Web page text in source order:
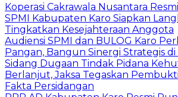
Koperasi Cakrawala Nusantara
SPMI Kabupaten Karo Siapkan
Tingkatkan Kesejahteraan Anggota
Audiensi SPMI dan BULOG Karo
Pangan, Bangun Sinergi Strategis di
Sidang Dugaan Tindak Pidana
Berlanjut, Jaksa Tegaskan
Fakta Persidangan